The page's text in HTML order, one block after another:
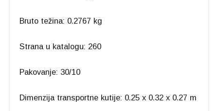
Bruto težina: 0.2767 kg
Strana u katalogu: 260
Pakovanje: 30/10
Dimenzija transportne kutije: 0.25 x 0.32 x 0.27 m